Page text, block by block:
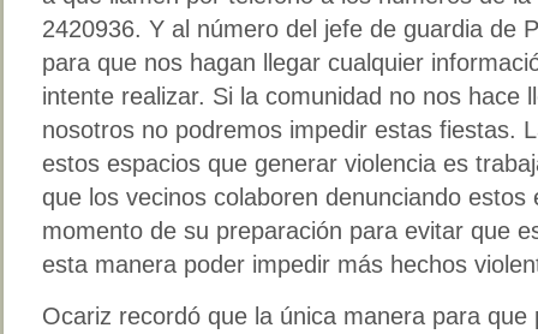
2420936. Y al número del jefe de guardia de
para que nos hagan llegar cualquier
intente realizar. Si la comunidad no nos hace
nosotros no podremos impedir estas fiestas.
estos espacios que generar violencia es
que los vecinos colaboren denunciando
momento de su preparación para evitar que
esta manera poder impedir más hechos
Ocariz recordó que la única manera para que